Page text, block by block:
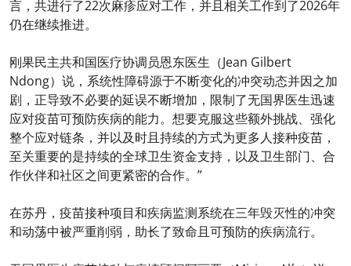
言，共进行了22次麻疹应对工作，并且相关工作到了2026年
仍在继续推进。
刚果民主共和国医疗协调员恩东医生（Jean Gilbert
Ndong）说，系统性障碍源于不断变化的冲突动态并因之加
剧，正导致不必要的延误不断增加，限制了无国界医生迅速
应对疫苗可预防疾病的能力。想要克服这些额外挑战、强化
整个应对链条，并以及时且持续的方式为更多人接种疫苗，
至关重要的是持续的全球卫生资金支持，以及卫生部门、合
作伙伴和社区之间更紧密的合作。”
在苏丹，疫苗接种项目和疾病监测系统在三年毁灭性的冲突
和动荡中被严重削弱，助长了致命且可预防的疾病流行。